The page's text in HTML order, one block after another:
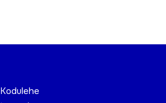
Kodulehe